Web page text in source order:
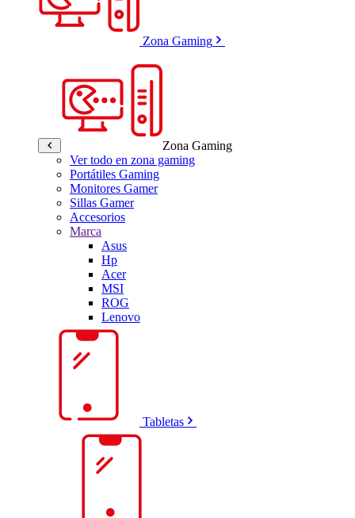
Zona Gaming
Zona Gaming
Ver todo en zona gaming
Portátiles Gaming
Monitores Gamer
Sillas Gamer
Accesorios
Marca
Asus
Hp
Acer
MSI
ROG
Lenovo
Tabletas